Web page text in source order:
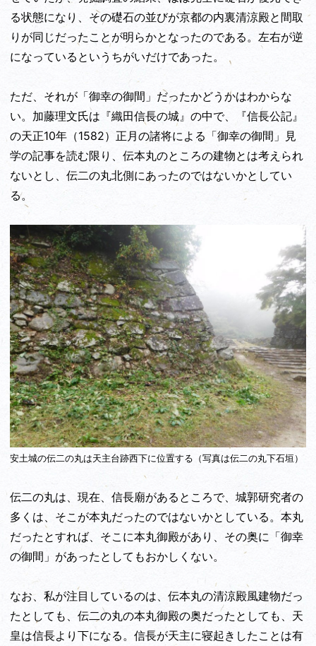
る状態になり、その礎石の並びが京都の内裏清涼殿と間取
りが同じだったことが明らかとなったのである。左右が逆
になっているというちがいだけであった。
ただ、それが「御幸の御間」だったかどうかはわからな
い。加藤理文氏は『織田信長の城』の中で、『信長公記』
の天正10年（1582）正月の諸将による「御幸の御間」見
学の記事を読む限り、伝本丸のところの建物とは考えられ
ないとし、伝二の丸北側にあったのではないかとしてい
る。
安土城の伝二の丸は天主台跡西下に位置する（写真は伝二の丸下石垣）
伝二の丸は、現在、信長廟があるところで、城郭研究者の
多くは、そこが本丸だったのではないかとしている。本丸
だったとすれば、そこに本丸御殿があり、その奥に「御幸
の御間」があったとしてもおかしくない。
なお、私が注目しているのは、伝本丸の清涼殿風建物だっ
たとしても、伝二の丸の本丸御殿の奥だったとしても、天
皇は信長より下になる。信長が天主に寝起きしたことは有